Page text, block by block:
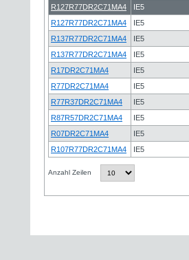
R127R77DR2C71MA4 IE5
R127R77DR2C71MA4
IE5
R137R77DR2C71MA4
IE5
R137R77DR2C71MA4
IE5
R17DR2C71MA4
IE5
R77DR2C71MA4
IE5
R77R37DR2C71MA4
IE5
R87R57DR2C71MA4
IE5
R07DR2C71MA4
IE5
R107R77DR2C71MA4
IE5
Anzahl Zeilen